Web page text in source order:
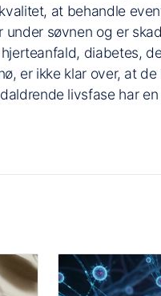
at behandle
søvnen og er
diabetes,
er ikke klar over, at
livsfase har